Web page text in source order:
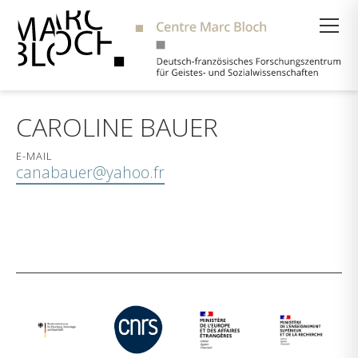
CAROLINE BAUER
E-MAIL
canabauer@yahoo.fr